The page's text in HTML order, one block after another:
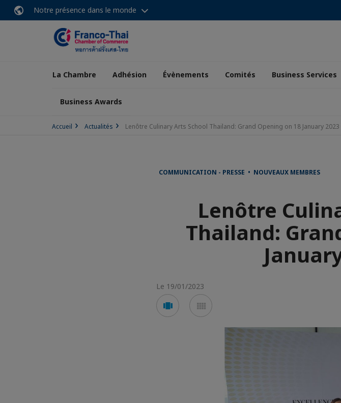
Notre présence dans le monde
La Chambre Adhésion Évènements Comités Business Services
Business Awards
Accueil Actualités Lenôtre Culinary Arts School Thailand: Grand Opening on 18 January 2023
COMMUNICATION - PRESSE • NOUVEAUX MEMBRES
Lenôtre
Thailand:
Le 19/01/2023
Voir
en
en
mosaïque